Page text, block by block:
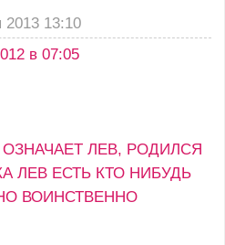
2013 13:10
в 07:05
ЛЕВ, РОДИЛСЯ
ЛЕВ ЕСТЬ КТО НИБУДЬ
ВОИНСТВЕННО